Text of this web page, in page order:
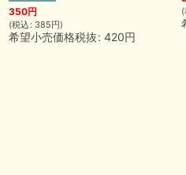
350円
(税込 : 385円)
希望小売価格税抜: 420円
(